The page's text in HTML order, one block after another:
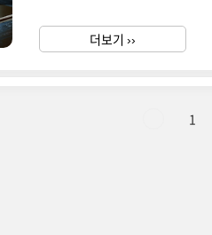
식 웹사이트 이용하기토스뱅크는
습니다.📌 토스뱅크 공식 웹사이
더보기 ››
1